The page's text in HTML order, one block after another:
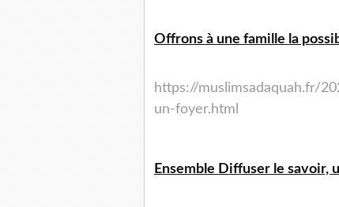
Offrons à une famille la
https://muslimsadaquah.fr/
un-foyer.html
Ensemble Diffuser le savoir,